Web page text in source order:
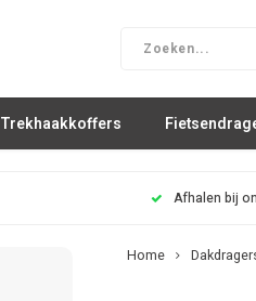
Trekhaakkoffers
Afhalen bij
Home